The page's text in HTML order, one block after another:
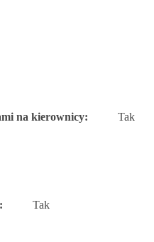
na kierownicy: Tak
Tak